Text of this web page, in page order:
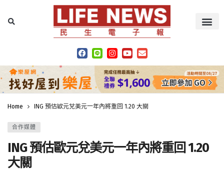
Home ING 預估歐元兌美元一年內將重回 1.20 大關
合作媒體
ING 預估歐元兌美元一年內將重回 1.20
大關